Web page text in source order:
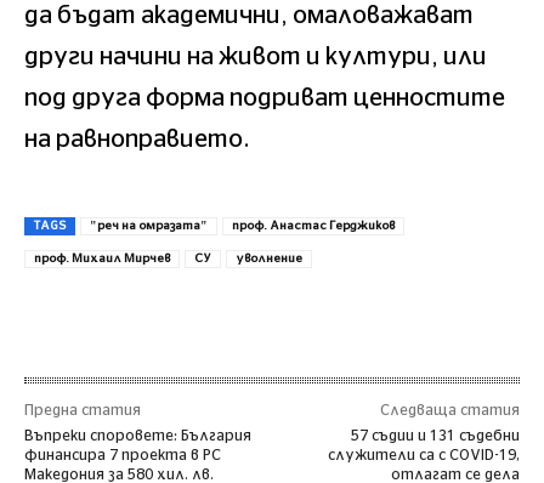
да бъдат академични, омаловажават
други начини на живот и култури, или
под друга форма подриват ценностите
на равноправието.
TAGS "реч на омразата" проф. Анастас Герджиков
проф. Михаил Мирчев СУ уволнение
Предна статия
Въпреки споровете: България
финансира 7 проекта в РС
Македония за 580 хил. лв.
Следваща статия
57 съдии и 131 съдебни
служители са с COVID-19,
отлагат се дела